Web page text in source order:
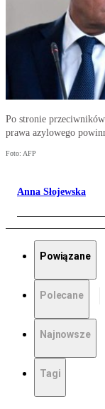
Po stronie
prawa azylowego
Foto: AFP
Anna Słojewska
Powiązane
Polecane
Najnowsze
Tagi